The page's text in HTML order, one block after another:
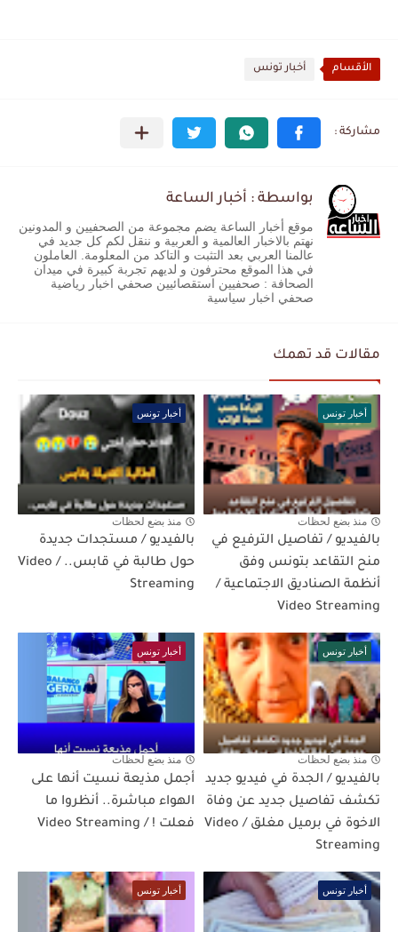
الأقسام أخبار تونس
بواسطة : أخبار الساعة
موقع أخبار الساعة يضم مجموعة من الصحفيين و المدونين
نهتم بالاخبار العالمية و العربية و ننقل لكم كل جديد في
عالمنا العربي بعد التثبت و التاكد من المعلومة. العاملون
في هذا الموقع محترفون و لديهم تجربة كبيرة في ميدان
الصحافة : صحفيين استقصائيين صحفي اخبار رياضية
صحفي اخبار سياسية
مقالات قد تهمك
أخبار تونس
منذ بضع لحظات
بالفيديو / تفاصيل الترفيع في
منح التقاعد بتونس وفق
أنظمة الصناديق الاجتماعية /
Video Streaming
أخبار تونس
منذ بضع لحظات
بالفيديو / مستجدات جديدة
حول طالبة في قابس.. / Video
Streaming
أخبار تونس
منذ بضع لحظات
بالفيديو / الجدة في فيديو جديد
تكشف تفاصيل جديد عن وفاة
الاخوة في برميل مغلق / Video
Streaming
أخبار تونس
منذ بضع لحظات
أجمل مذيعة نسيت أنها على
الهواء مباشرة.. أنظروا ما
فعلت ! / Video Streaming
أخبار تونس أخبار تونس